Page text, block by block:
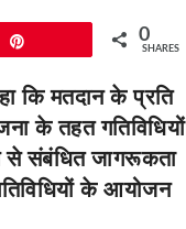
0
SHARES
कि मतदान के प्रति
के तहत गतिविधियों
से संबंधित जागरूकता
के आयोजन